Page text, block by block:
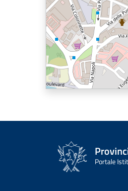
Portale